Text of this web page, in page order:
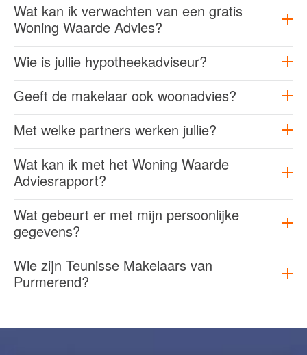
Wat kan ik verwachten van een gratis
Woning Waarde Advies?
Wie is jullie hypotheekadviseur?
Geeft de makelaar ook woonadvies?
Met welke partners werken jullie?
Wat kan ik met het Woning Waarde
Adviesrapport?
Wat gebeurt er met mijn persoonlijke
gegevens?
Wie zijn Teunisse Makelaars van
Purmerend?